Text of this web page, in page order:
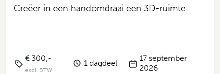
Creëer in een handomdraai een 3D-ruimte
€ 300,-
excl. BTW
1 dagdeel
17 september
2026